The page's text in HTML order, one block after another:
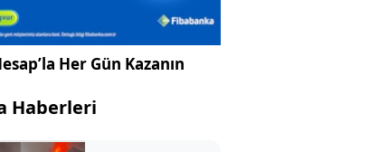
Her Gün Kazanın
Haberleri